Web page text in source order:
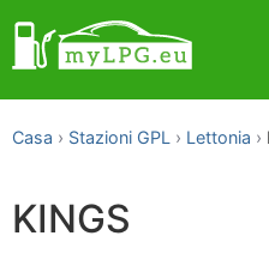
Casa Stazioni GPL Lettonia
KINGS